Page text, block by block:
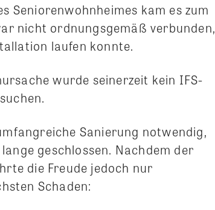
Seniorenwohnheimes kam es zum
nicht ordnungsgemäß verbunden,
laufen konnte.
wurde seinerzeit kein IFS-
Sanierung notwendig,
geschlossen. Nachdem der
die Freude jedoch nur
Schaden: